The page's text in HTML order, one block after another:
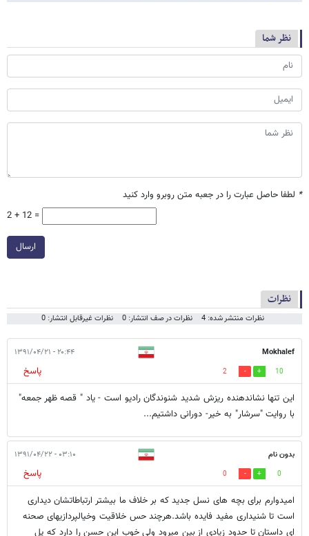
نظر شما
* لطفا حاصل عبارت را در جعبه متن روبرو وارد کنید
2 + 12 =
ارسال
نظرات
نظرات منتشر شده: 4 نظرات در صف انتشار: 0 نظرات غیرقابل انتشار: 0
Mokhalef ۲۰:۴۴ - ۱۳۹۱/۰۴/۲۱
10
2
پاسخ
این تنها نشاندهنده ریزش شدید شنوندگان رادیو است - یاد " قصه ظهر جمعه"
با روایت "سرشار" به خیر- دورانی داشتیم...
بدون نام ۰۳:۱۰ - ۱۳۹۱/۰۴/۲۲
0
0
پاسخ
امیدوارم برای بچه های نسل جدید که بر خلاف ما بیشتر ارتباطاتشان دیداری
است تا شنیداری مفید فایده باشد.هرچند حس خلاقیت وخیالپردازیهای صحنه
ای داستان تا حدود زیادی از بین میرود ولی خوب این حسن را دارد که پل